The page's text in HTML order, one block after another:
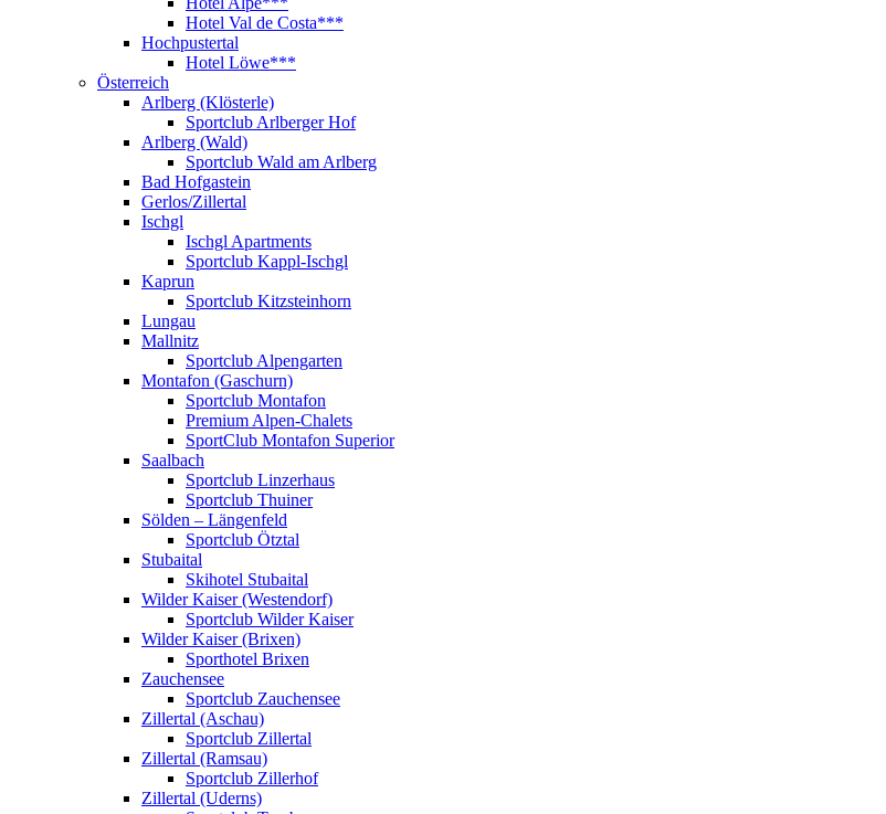
Hotel Val de Costa***
Hochpustertal
Hotel Löwe***
Österreich
Arlberg (Klösterle)
Sportclub Arlberger Hof
Arlberg (Wald)
Sportclub Wald am Arlberg
Bad Hofgastein
Gerlos/Zillertal
Ischgl
Ischgl Apartments
Sportclub Kappl-Ischgl
Kaprun
Sportclub Kitzsteinhorn
Lungau
Mallnitz
Sportclub Alpengarten
Montafon (Gaschurn)
Sportclub Montafon
Premium Alpen-Chalets
SportClub Montafon Superior
Saalbach
Sportclub Linzerhaus
Sportclub Thuiner
Sölden – Längenfeld
Sportclub Ötztal
Stubaital
Skihotel Stubaital
Wilder Kaiser (Westendorf)
Sportclub Wilder Kaiser
Wilder Kaiser (Brixen)
Sporthotel Brixen
Zauchensee
Sportclub Zauchensee
Zillertal (Aschau)
Sportclub Zillertal
Zillertal (Ramsau)
Sportclub Zillerhof
Zillertal (Uderns)